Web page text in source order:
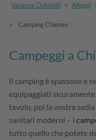
Vacanze Dolomiti > Alloggi
> Camping Chienes
Campeggi a
Il camping è spassoso e
equipaggiati
tavolo, poi la vostra
sanitari moderni – i
tutto quello che potete